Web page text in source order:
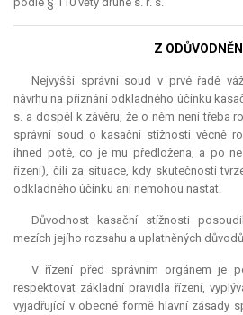
Z
Nejvyšší správní soud v prvé řadě
návrhu na přiznání odkladného účinku
s. a dospěl k závěru, že o něm není třeba
správní soud o kasační stížnosti věcně
ihned poté, co je mu předložena, a po
řízení), čili za situace, kdy skutečnosti
odkladného účinku ani nemohou nastat.
Důvodnost kasační stížnosti
mezích jejího rozsahu a uplatněných
V řízení před správním orgánem je
respektovat základní pravidla řízení,
vyjadřující v obecné formě hlavní zásady